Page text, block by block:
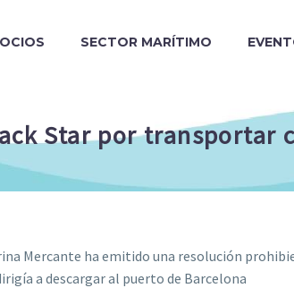
SECTOR MARÍTIMO
Star por transportar
Mercante ha emitido una resolución
a descargar al puerto de Barcelona